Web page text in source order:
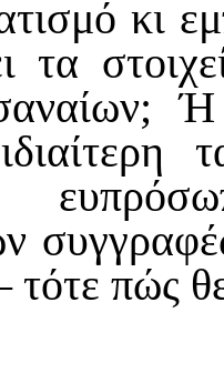
κι
τα
πώς